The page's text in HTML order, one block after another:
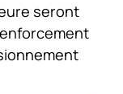
seront